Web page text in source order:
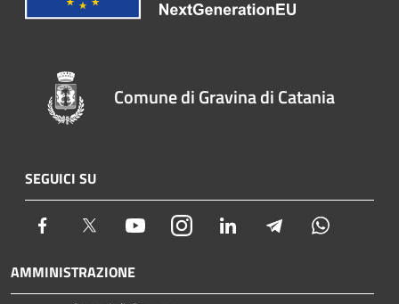
Comune di Gravina di Catania
SEGUICI SU
Facebook Twitter YoutubeInstagram LinkedIn Telegram
AMMINISTRAZIONE